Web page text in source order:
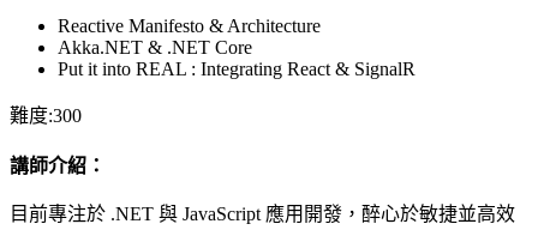
Reactive Manifesto & Architecture
Akka.NET & .NET Core
Put it into REAL : Integrating React & SignalR
難度:300
講師介紹：
目前專注於 .NET 與 JavaScript 應用開發，醉心於敏捷並高效